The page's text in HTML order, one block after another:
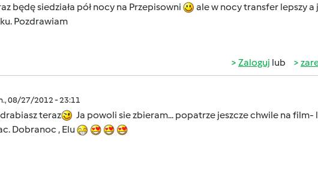
będę siedziała pół nocy na Przepisowni
ale w nocy transfer lepszy
Pozdrawiam
Zaloguj lub
08/27/2012 - 23:11
teraz
Ja powoli sie zbieram... popatrze jeszcze chwile na
Dobranoc , Elu